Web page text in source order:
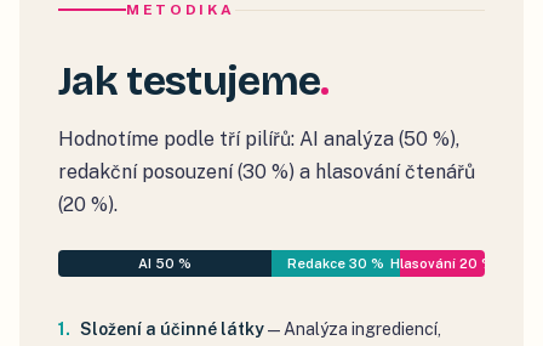
METODIKA
Jak testujeme
Hodnotíme podle tří pilířů: AI analýza (50 %),
redakční posouzení (30 %) a hlasování čtenářů
(20 %).
AI 50 % Redakce 30 % Hlasování 20 %
Složení a účinné látky—Analýza ingrediencí,